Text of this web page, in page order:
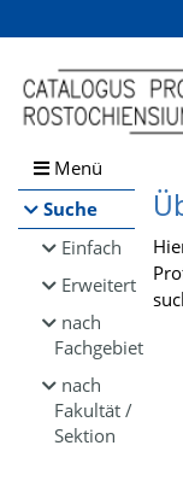
Browsen
direkt zum Inhalt
Menü
Suche
Einfach
Erweitert
nach
Fachgebiet
nach
Fakultät /
Sektion